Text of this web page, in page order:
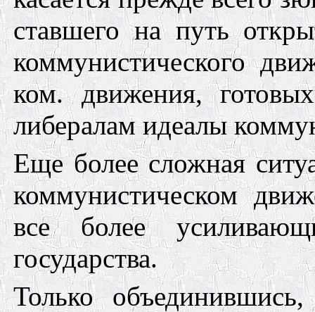
ставшего на путь
коммунистического
ком. движения,
либералам идеалы
Еще более сложная
коммунистическом
все более
государства.
Только